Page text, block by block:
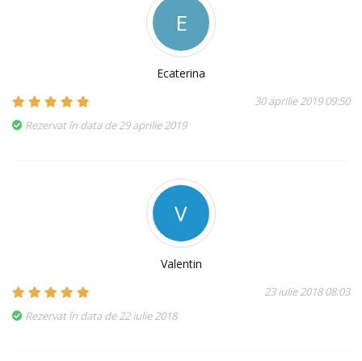
E
Ecaterina
30 aprilie 2019 09:50
Rezervat în data de 29 aprilie 2019
V
Valentin
23 iulie 2018 08:03
Rezervat în data de 22 iulie 2018